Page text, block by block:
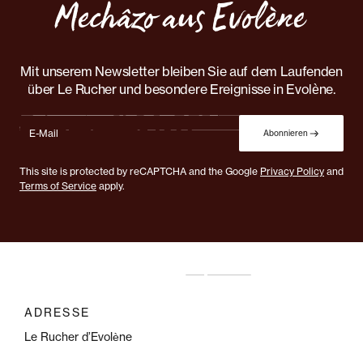
Mechâzo aus Evolène
Mit unserem Newsletter bleiben Sie auf dem Laufenden
über Le Rucher und besondere Ereignisse in Evolène.
Abonnieren
This site is protected by reCAPTCHA and the Google Privacy Policy and
Terms of Service apply.
ADRESSE
Le Rucher d’Evolène